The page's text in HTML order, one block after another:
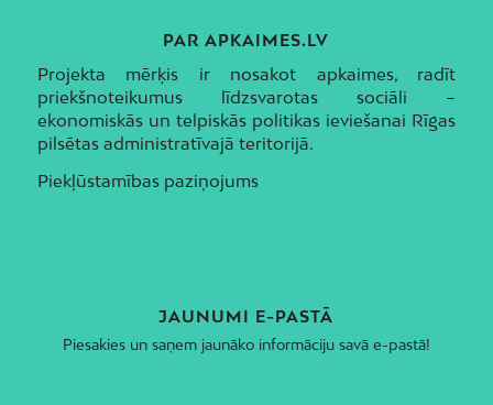
PAR APKAIMES.LV
Projekta mērķis ir nosakot apkaimes, radīt
priekšnoteikumus līdzsvarotas sociāli –
ekonomiskās un telpiskās politikas ieviešanai Rīgas
pilsētas administratīvajā teritorijā.
Piekļūstamības paziņojums
JAUNUMI E-PASTĀ
Piesakies un saņem jaunāko informāciju savā e-pastā!